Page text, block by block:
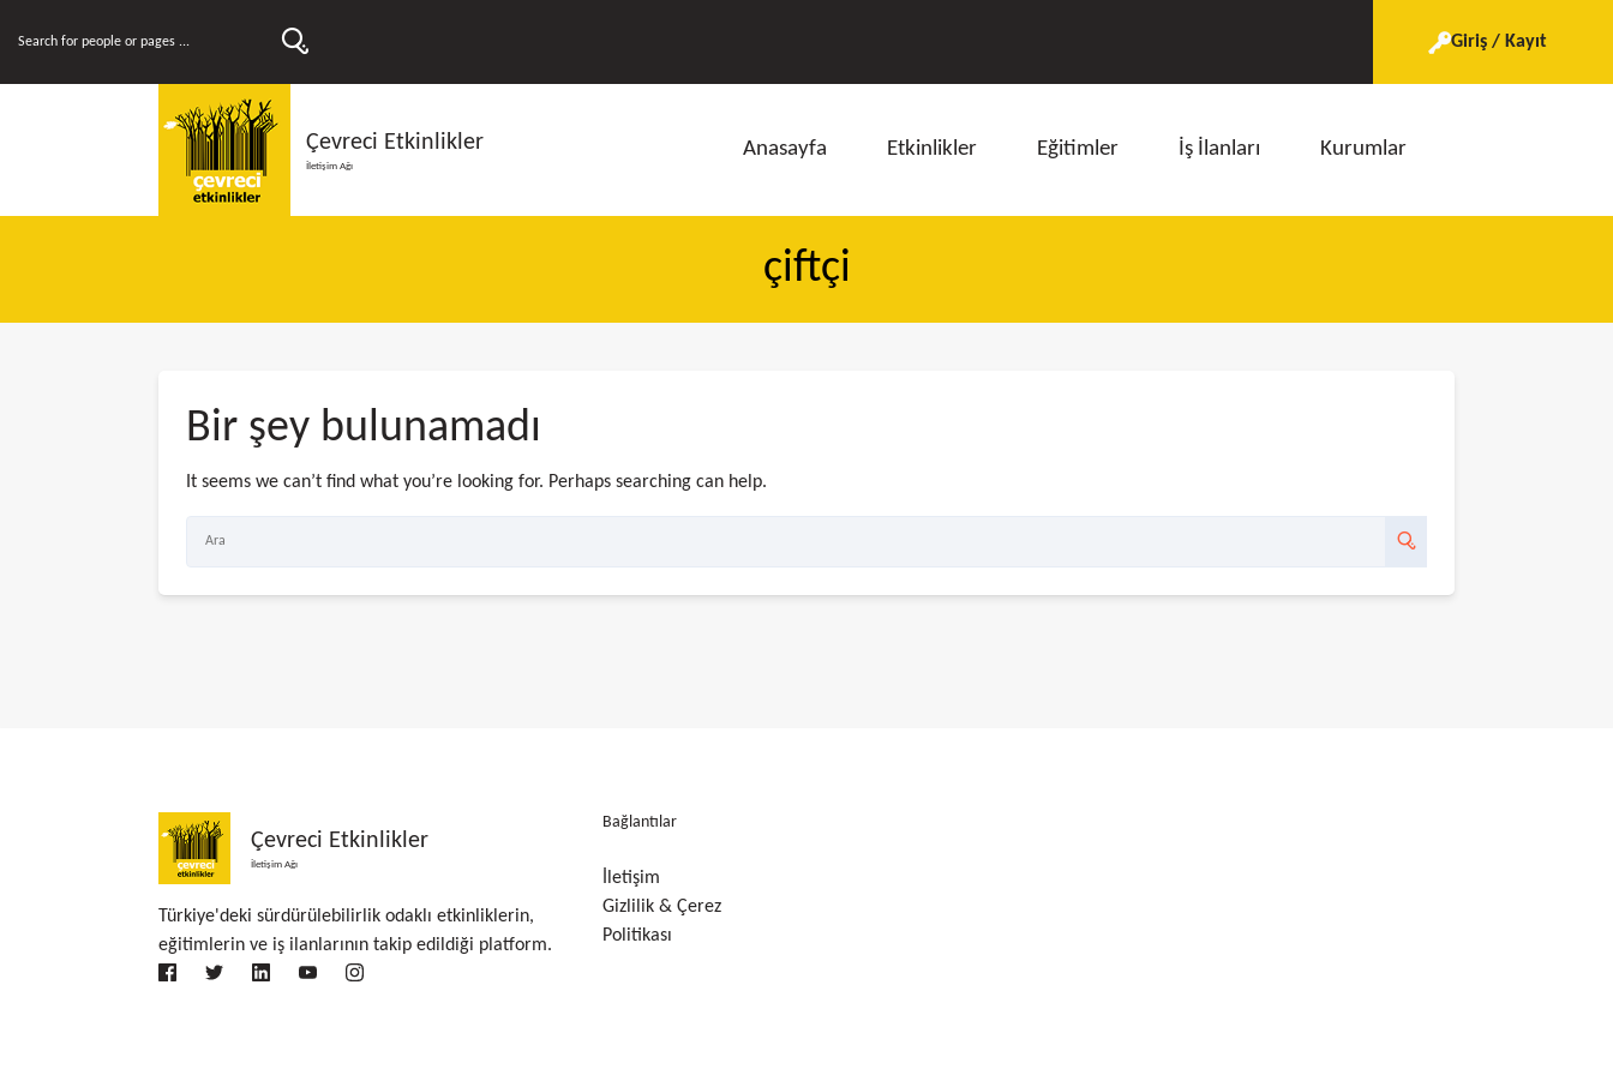
Giriş / Kayıt
Çevreci Etkinlikler
İletişim Ağı
Anasayfa Etkinlikler Eğitimler İş İlanları Kurumlar
çiftçi
Bir şey bulunamadı
It seems we can’t find what you’re looking for. Perhaps searching can help.
Çevreci Etkinlikler
İletişim Ağı
Türkiye'deki sürdürülebilirlik odaklı etkinliklerin,
eğitimlerin ve iş ilanlarının takip edildiği platform.
Bağlantılar
İletişim
Gizlilik & Çerez
Politikası